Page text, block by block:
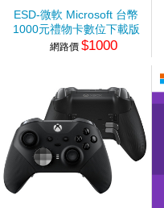
ESD-微軟 Microsoft 台幣
1000元禮物卡數位下載版
網路價 $1000